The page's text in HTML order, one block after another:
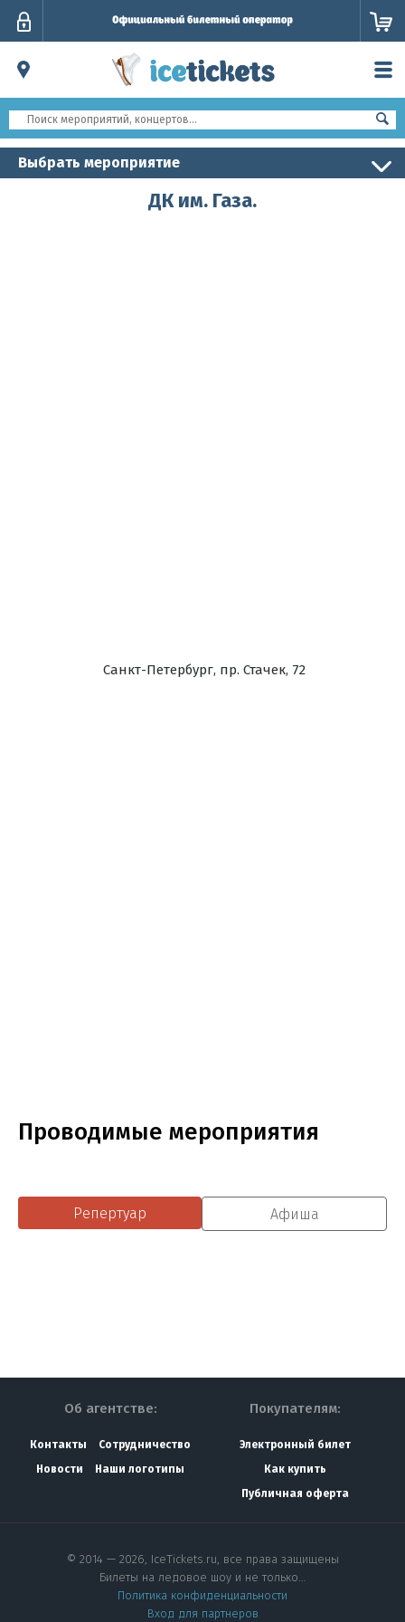
Выбрать мероприятие
ДК им. Газа.
Санкт-Петербург, пр. Стачек, 72
Проводимые мероприятия
Репертуар Афиша
Об агентстве:
Контакты
Сотрудничество
Новости
Наши логотипы
Покупателям:
Электронный билет
Как купить
Публичная оферта
© 2014 — 2026, IceTickets.ru, все права защищены
Билеты на ледовое шоу и не только…
Политика конфиденциальности
Вход для партнеров